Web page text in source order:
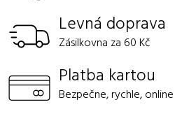
Levná doprava
Zásilkovna za 60 Kč
Platba kartou
Bezpečne, rychle, online